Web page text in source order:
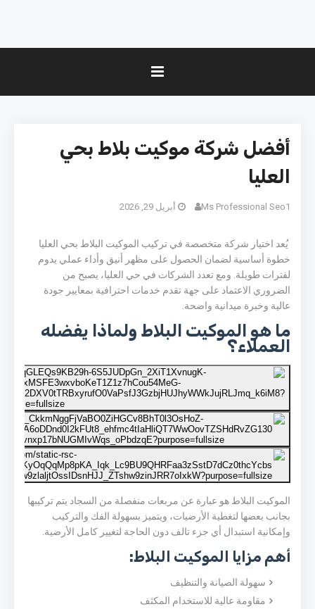
أفضل شركة موكيت بلاط بحي
العليا
Ms Professional Seo1 أبريل 29, 2026
يُعد اختيار شركة متخصصة في تركيب الموكيت البلاط بحي العليا
خطوة أساسية لضمان الحصول على مظهر أنيق وأداء عملي يدوم
لفترات طويلة. ومع تعدد الشركات في حي العليا، يصبح من
الضروري الاعتماد على جهة تقدم خدمات احترافية بمعايير جودة
عالية وخبرة ميدانية واضحة.
ما هو الموكيت البلاط ولماذا يفضله
العملاء؟
الموكيت البلاط هو عبارة عن مربعات منفصلة من السجاد يتم تركيبها
بجانب بعضها لتغطية الأرضيات، ويتميز بسهولة الفك والتركيب
وإمكانية استبدال أي جزء تالف دون الحاجة لتغيير كامل الأرضية.
أهم مزايا الموكيت البلاط:
سهولة الصيانة والتنظيف
مقاومة عالية للاستخدام المكثف